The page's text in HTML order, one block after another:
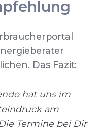
Das Fazit:
hat uns im
am
Termine bei Dir